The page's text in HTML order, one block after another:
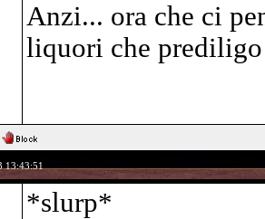
Anzi... ora che ci
liquori che
13:43:51
*slurp*